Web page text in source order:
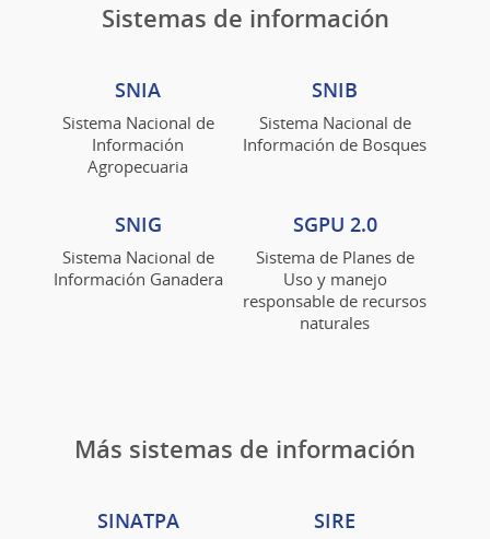
Sistemas de información
SNIA
Sistema Nacional de
Información
Agropecuaria
SNIB
Sistema Nacional de
Información de Bosques
SNIG
Sistema Nacional de
Información Ganadera
SGPU 2.0
Sistema de Planes de
Uso y manejo
responsable de recursos
naturales
Más sistemas de información
SINATPA SIRE